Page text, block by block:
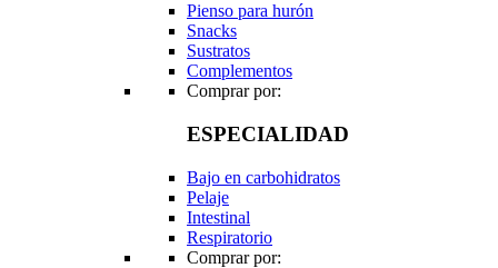
Pienso para hurón
Snacks
Sustratos
Complementos
Comprar por:
ESPECIALIDAD
Bajo en carbohidratos
Pelaje
Intestinal
Respiratorio
Comprar por: